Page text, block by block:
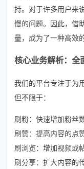
持。对于许多用户来
慢的问题。因此，借
量，成为了一种高效
核心业务解析：全
我们的平台专注于为
但不限于：
刷粉：快速增加粉丝
刷赞：提高内容的点
刷浏览：增加视频或
刷分享：扩大内容的